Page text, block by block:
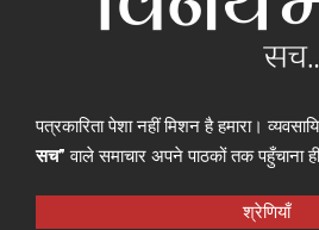
पत्रकारिता पेशा नहीं मिशन है हमारा।
सच” वाले समाचार अपने पाठकों तक पहुँचाना ही
श्रेणियाँ